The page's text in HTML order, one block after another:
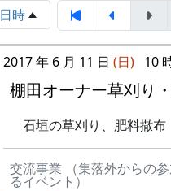
田圃の草刈も肥料散布もす
ったので、岩座神の入り口
引きもやってもらった。
最初に、区画担当のスタッ
日時
2017 年 6 月 11 日 (日) 10
棚田オーナー草刈り
石垣の草刈り、肥料撒布
交流事業 （集落外からの
るイベント）